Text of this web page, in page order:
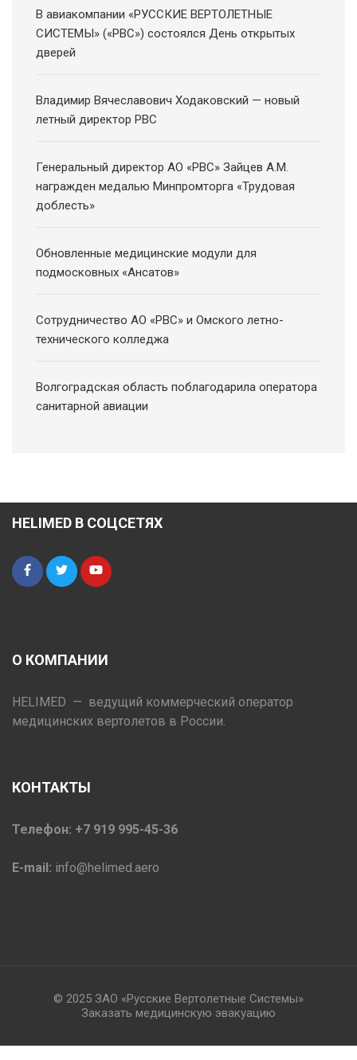
В авиакомпании «РУССКИЕ ВЕРТОЛЕТНЫЕ
СИСТЕМЫ» («РВС») состоялся День открытых
дверей
Владимир Вячеславович Ходаковский — новый
летный директор РВС
Генеральный директор АО «РВС» Зайцев А.М.
награжден медалью Минпромторга «Трудовая
доблесть»
Обновленные медицинские модули для
подмосковных «Ансатов»
Сотрудничество АО «РВС» и Омского летно-
технического колледжа
Волгоградская область поблагодарила оператора
санитарной авиации
HELIMED В СОЦСЕТЯХ
О КОМПАНИИ
HELIMED — ведущий коммерческий оператор
медицинских вертолетов в России.
КОНТАКТЫ
Телефон: +7 919 995-45-36
E-mail: info@helimed.aero
© 2025 ЗАО «Русские Вертолетные Системы»
Заказать медицинскую эвакуацию